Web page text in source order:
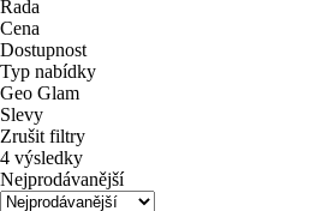
Řada
Cena
Dostupnost
Typ nabídky
Geo Glam
Slevy
Zrušit filtry
4 výsledky
Nejprodávanější